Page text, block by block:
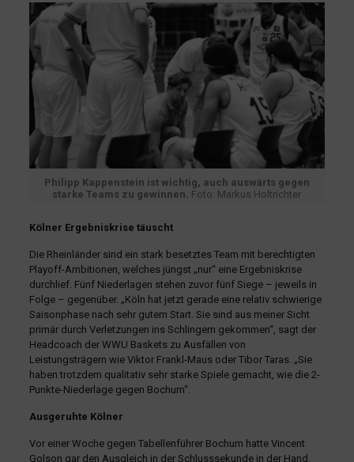
Philipp Kappenstein ist wichtig, auch auswärts gegen
starke Teams zu gewinnen. Foto: Markus Holtrichter
Kölner Ergebniskrise täuscht
Die Rheinländer sind ein stark besetztes Team mit berechtigten
Playoff-Ambitionen, welches jüngst „nur“ eine Ergebniskrise
durchlief. Fünf Niederlagen stehen zuvor fünf Siege – jeweils in
Folge – gegenüber. „Köln hat jetzt gerade eine relativ schwierige
Saisonphase nach sehr gutem Start. Sie sind aus meiner Sicht
primär durch Verletzungen ins Schlingern gekommen“, sagt der
Headcoach der WWU Baskets zu Ausfällen von
Leistungsträgern wie Viktor Frankl-Maus oder Tibor Taras. „Sie
haben trotzdem qualitativ sehr starke Spiele gemacht, wie die 2-
Punkte-Niederlage gegen Bochum“.
Ausgeruhte Kölner
Vor einer Woche gegen Tabellenführer Bochum hatte Vincent
Golson gar den Ausgleich in der Schlusssekunde in der Hand.